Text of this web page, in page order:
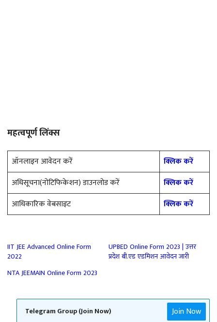
महत्वपूर्ण लिंक्स
ऑनलाइन आवेदन करें
क्लिक करें
अधिसूचना(नोटिफिकेशन) डाउनलोड करें
क्लिक करें
आधिकारिक वेबसाइट
क्लिक करें
IIT JEE Advanced Online Form
2022
UPBED Online Form 2023 | उत्तर
प्रदेश बी.एड एडमिशन आवेदन जारी
NTA JEEMAIN Online Form 2023
Telegram Group (Join Now) Join Now